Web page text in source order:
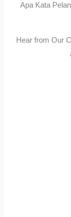
Apa Kata
Hear from Our